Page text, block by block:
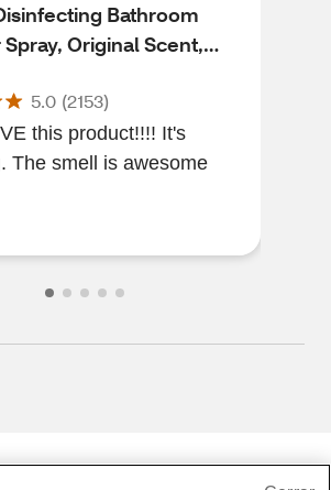
Bathroom
Original Scent,
5.0 (2153)
this product!!!! It's
The smell is awesome